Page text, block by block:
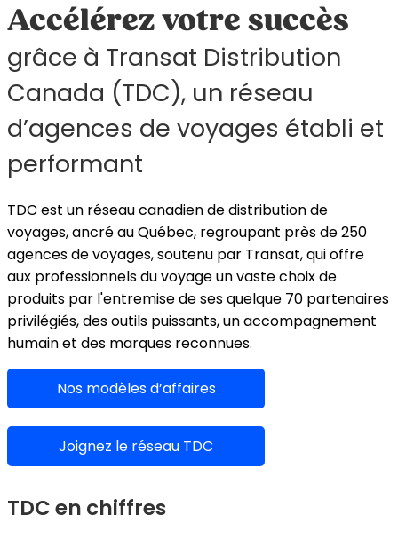
Accélérez votre succès
grâce à Transat Distribution
Canada (TDC), un réseau
d’agences de voyages établi et
performant
TDC est un réseau canadien de distribution de
voyages, ancré au Québec, regroupant près de 250
agences de voyages, soutenu par Transat, qui offre
aux professionnels du voyage un vaste choix de
produits par l'entremise de ses quelque 70 partenaires
privilégiés, des outils puissants, un accompagnement
humain et des marques reconnues.
Nos modèles d’affaires
Joignez le réseau TDC
TDC en chiffres